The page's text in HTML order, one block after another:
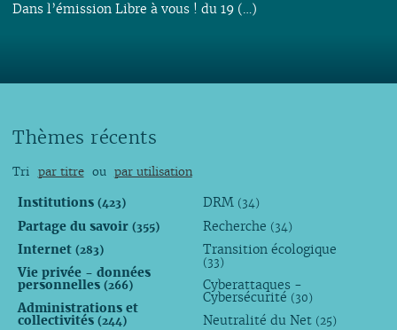
Dans l’émission Libre à vous ! du 19 (…)
Thèmes récents
Tri par titre ou par utilisation
Institutions (423)
Partage du savoir (355)
Internet (283)
Vie privée - données
personnelles (266)
Administrations et
collectivités (244)
DRM (34)
Recherche (34)
Transition écologique
(33)
Cyberattaques -
Cybersécurité (30)
Neutralité du Net (25)